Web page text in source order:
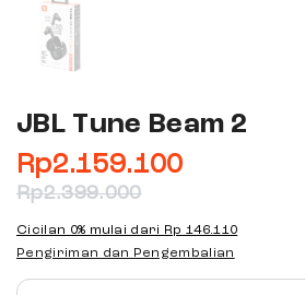
JBL Tune Beam 2
Rp2.159.100
Rp2.399.000
Cicilan 0% mulai dari Rp 146.110
Pengiriman dan Pengembalian